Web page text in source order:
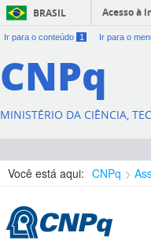
BRASIL Acesso à
Ir para o conteúdo 1 Ir para o
CNPq
MINISTÉRIO DA CIÊNCIA,
Você está aqui: CNPq